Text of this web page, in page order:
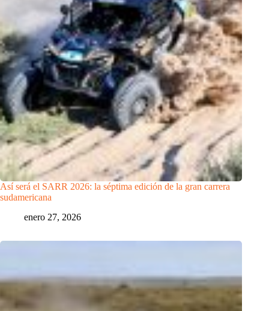
Así será el SARR 2026: la séptima edición de la gran carrera
sudamericana
enero 27, 2026